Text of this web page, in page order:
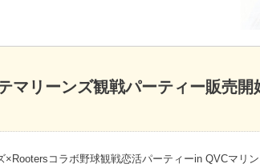
マリーンズ観戦パーティー販売開
×Rootersコラボ野球観戦恋活パーティーin QVCマリ